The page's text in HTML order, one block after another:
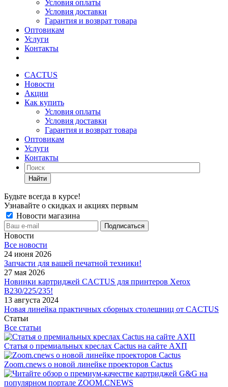
Условия оплаты
Условия доставки
Гарантия и возврат товара
Оптовикам
Услуги
Контакты
CACTUS
Новости
Акции
Как купить
Условия оплаты
Условия доставки
Гарантия и возврат товара
Оптовикам
Услуги
Контакты
Найти
Будьте всегда в курсе!
Узнавайте о скидках и акциях первым
Новости магазина
Новости
Все новости
24 июня 2026
Запчасти для вашей печатной техники!
27 мая 2026
Новинки картриджей CACTUS для принтеров Xerox
B230/225/235!
13 августа 2024
Новая линейка практичных сборных столешниц от CACTUS
Статьи
Все статьи
Статья о премиальных креслах Cactus на сайте АХП
Zoom.cnews о новой линейке проекторов Cactus